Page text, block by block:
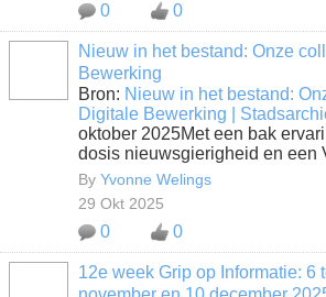
0 0
Nieuw in het bestand: Onze
Bewerking
Bron: Nieuw in het bestand:
Digitale Bewerking |
oktober 2025Met een bak
dosis nieuwsgierigheid en een
By Yvonne Welings
29 Okt 2025
0 0
12e week Grip op Informatie: 6